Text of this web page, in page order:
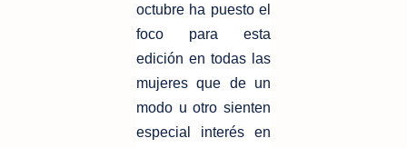
octubre ha puesto el
foco para esta
edición en todas las
mujeres que de un
modo u otro sienten
especial interés en